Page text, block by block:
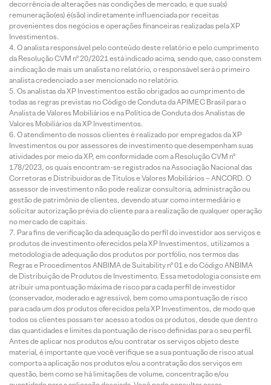
decorrência de alterações nas condições de mercado, e que sua(s)
remuneração(es) é(são) indiretamente influenciada por receitas
provenientes dos negócios e operações financeiras realizadas pela XP
Investimentos.
O analista responsável pelo conteúdo deste relatório e pelo cumprimento
da Resolução CVM nº 20/2021 está indicado acima, sendo que, caso constem
a indicação de mais um analista no relatório, o responsável será o primeiro
analista credenciado a ser mencionado no relatório.
Os analistas da XP Investimentos estão obrigados ao cumprimento de
todas as regras previstas no Código de Conduta da APIMEC Brasil para o
Analista de Valores Mobiliários e na Política de Conduta dos Analistas de
Valores Mobiliários da XP Investimentos.
O atendimento de nossos clientes é realizado por empregados da XP
Investimentos ou por assessores de investimento que desempenham suas
atividades por meio da XP, em conformidade com a Resolução CVM nº
178/2023, os quais encontram-se registrados na Associação Nacional das
Corretoras e Distribuidoras de Títulos e Valores Mobiliários – ANCORD. O
assessor de investimento não pode realizar consultoria, administração ou
gestão de patrimônio de clientes, devendo atuar como intermediário e
solicitar autorização prévia do cliente para a realização de qualquer operação
no mercado de capitais.
Para fins de verificação da adequação do perfil do investidor aos serviços e
produtos de investimento oferecidos pela XP Investimentos, utilizamos a
metodologia de adequação dos produtos por portfólio, nos termos das
Regras e Procedimentos ANBIMA de Suitability nº 01 e do Código ANBIMA
de Distribuição de Produtos de Investimento. Essa metodologia consiste em
atribuir uma pontuação máxima de risco para cada perfil de investidor
(conservador, moderado e agressivo), bem como uma pontuação de risco
para cada um dos produtos oferecidos pela XP Investimentos, de modo que
todos os clientes possam ter acesso a todos os produtos, desde que dentro
das quantidades e limites da pontuação de risco definidas para o seu perfil.
Antes de aplicar nos produtos e/ou contratar os serviços objeto deste
material, é importante que você verifique se a sua pontuação de risco atual
comporta a aplicação nos produtos e/ou a contratação dos serviços em
questão, bem como se há limitações de volume, concentração e/ou